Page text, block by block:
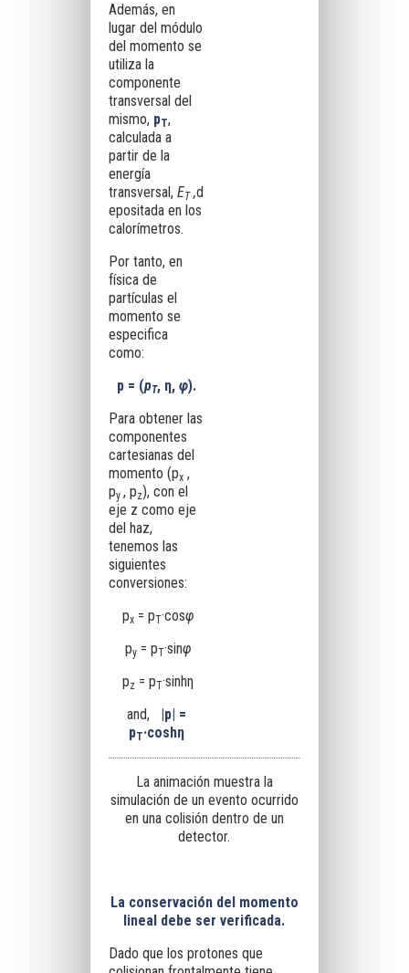
Además, en
lugar del módulo
del momento se
utiliza la
componente
transversal del
mismo, pT,
calculada a
partir de la
energía
transversal, ET,d
epositada en los
calorímetros.
Por tanto, en
física de
partículas el
momento se
especifica
como:
p = (pT, η, φ).
Para obtener las
componentes
cartesianas del
momento (px,
py , pz), con el
eje z como eje
del haz,
tenemos las
siguientes
conversiones:
px= pT·cosφ
py= pT·sinφ
pz = pT·sinhη
and, |p| =
pT·coshη
La animación muestra la
simulación de un evento ocurrido
en una colisión dentro de un
detector.
La conservación del momento
lineal debe ser verificada.
Dado que los protones que